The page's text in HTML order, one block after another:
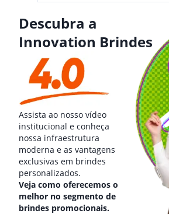
Descubra a
Innovation Brindes
Assista ao nosso vídeo
institucional e conheça
nossa infraestrutura
moderna e as vantagens
exclusivas em brindes
personalizados.
Veja como oferecemos o
melhor no segmento de
brindes promocionais.